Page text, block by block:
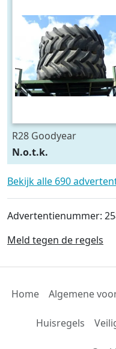
R28 Goodyear
540/75R28
N.o.t.k.
Bekijk alle 690
Advertentienummer:
Meld tegen de regels
Home Algemene
Huisregels